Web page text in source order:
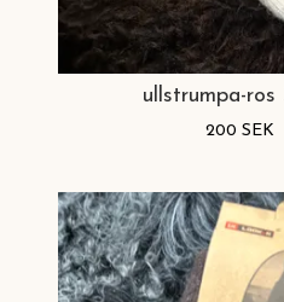
ullstrumpa-ros
200 SEK